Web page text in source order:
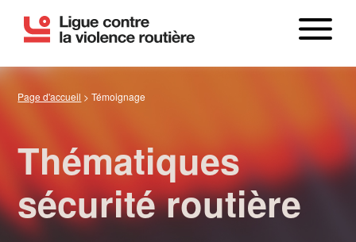
Page d'accueil >Témoignage
Thématiques
sécurité routière